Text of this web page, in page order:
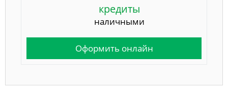
кредиты
наличными
Оформить онлайн